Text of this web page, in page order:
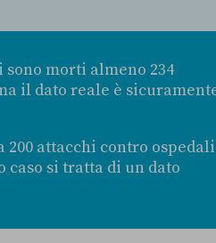
sono morti almeno 234
il dato reale è
200 attacchi contro ospedali
caso si tratta di un dato